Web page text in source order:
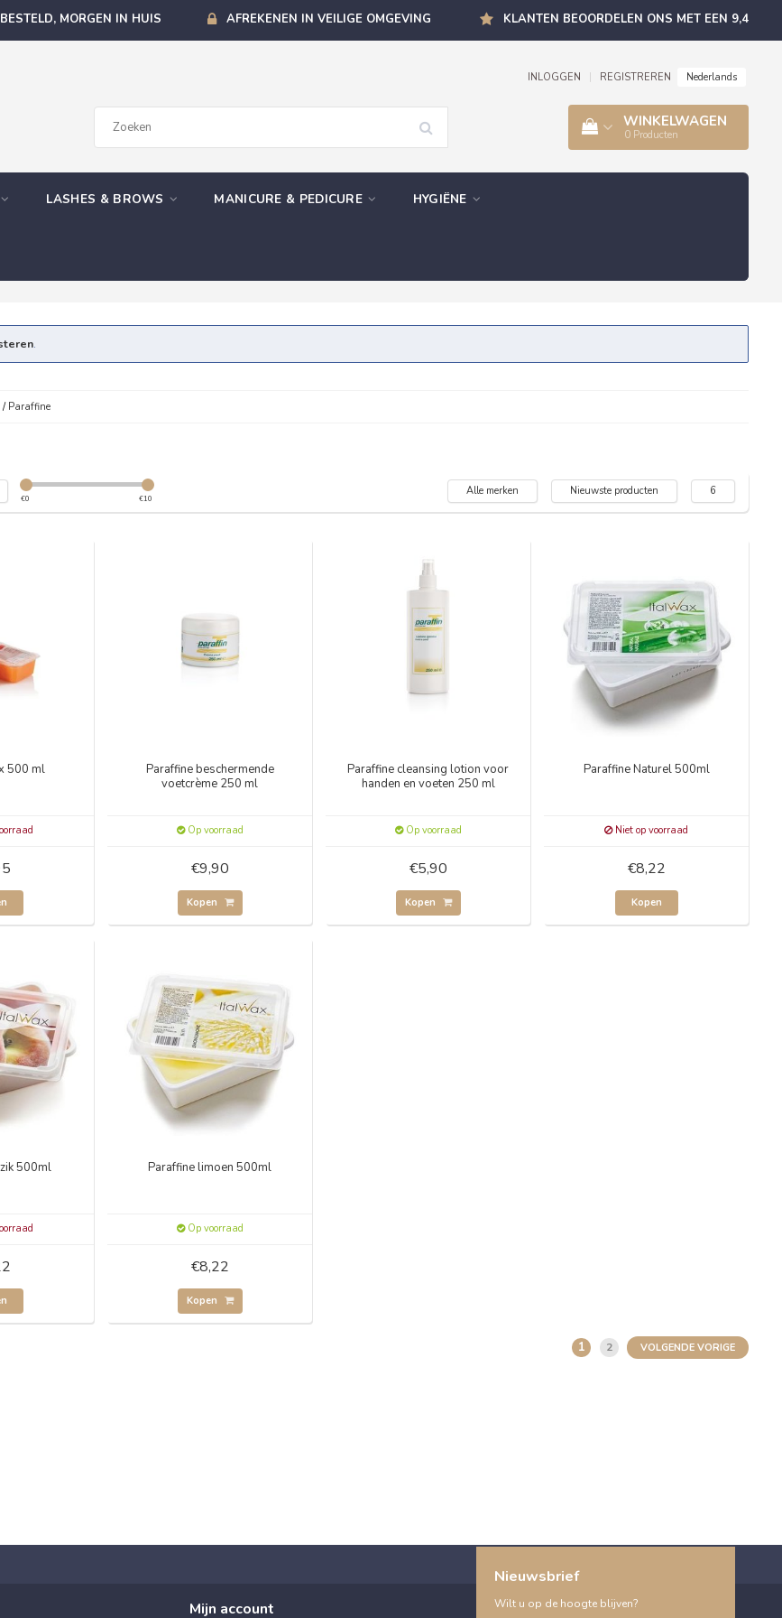
MORGEN IN HUIS AFREKENEN IN VEILIGE OMGEVING KLANTEN BEOORDELEN ONS MET EEN 9,4
INLOGGEN REGISTREREN Nederlands
WINKELWAGEN
0 Producten
LASHES & BROWS MANICURE & PEDICURE HYGIËNE
.
/ Paraffine
€0 €10
Alle merken Nieuwste producten 6
500 ml
Paraffine beschermende
voetcrème 250 ml
Op voorraad
€9,90
Kopen
Paraffine cleansing lotion voor
handen en voeten 250 ml
Op voorraad
€5,90
Kopen
Paraffine Naturel 500ml
Niet op voorraad
€8,22
Kopen
500ml Paraffine limoen 500ml
Op voorraad
€8,22
Kopen
1 2 VOLGENDE VORIGE
Mijn account
Nieuwsbrief
Wilt u op de hoogte blijven?